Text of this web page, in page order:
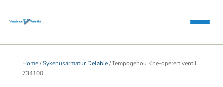
Home/Sykehusarmatur Delabie/ Tempogenou Kne-operert ventil
734100